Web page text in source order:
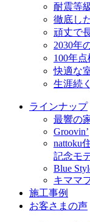
耐震等
徹底し
頑丈で
2030年
100年
快適な
生涯続
ラインナップ
最響の
Groovin’
nattoku
記念モ
Blue
キママ
施工事例
お客さまの声